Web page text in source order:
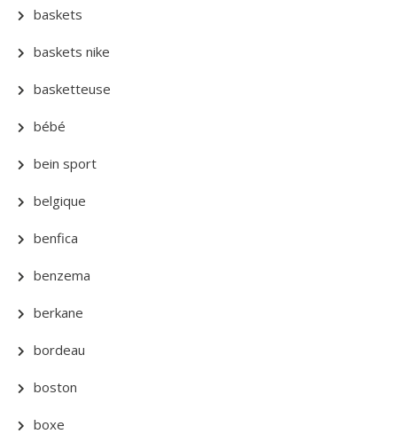
baskets
baskets nike
basketteuse
bébé
bein sport
belgique
benfica
benzema
berkane
bordeau
boston
boxe